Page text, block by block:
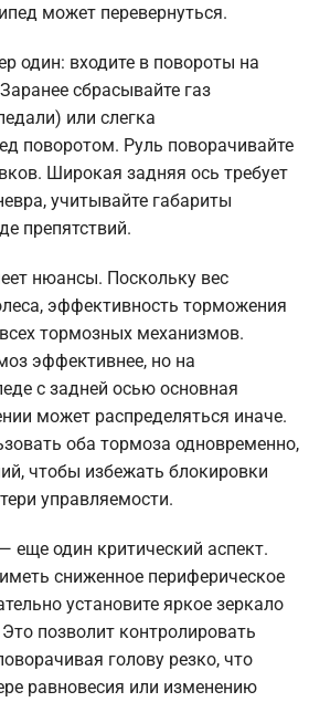
может перевернуться.
один: входите в повороты на
сбрасывайте газ
или слегка
поворотом. Руль поворачивайте
Широкая задняя ось требует
учитывайте габариты
препятствий.
нюансы. Поскольку вес
эффективность торможения
тормозных механизмов.
эффективнее, но на
с задней осью основная
может распределяться иначе.
оба тормоза одновременно,
чтобы избежать блокировки
управляемости.
еще один критический аспект.
сниженное периферическое
установите яркое зеркало
позволит контролировать
голову резко, что
равновесия или изменению